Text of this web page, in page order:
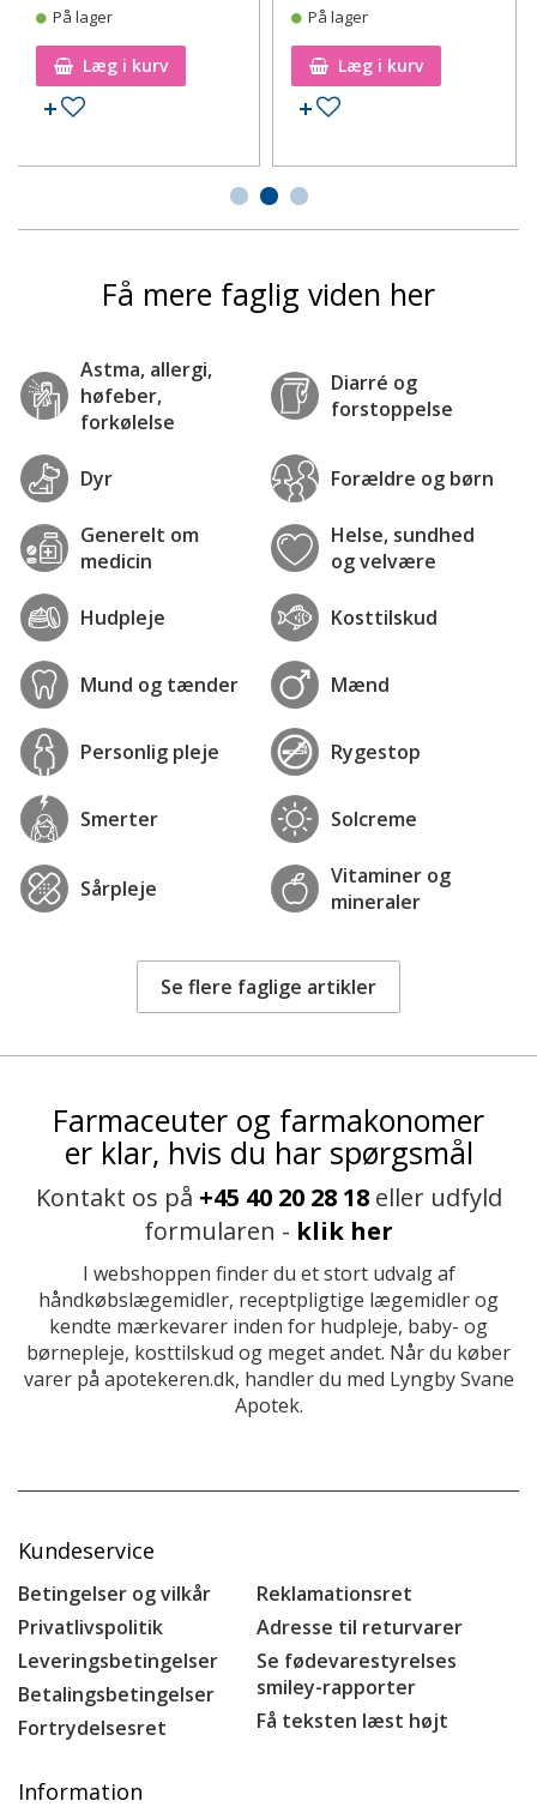
På lager
Læg i kurv
Tilføj til ønskeseddel
På lager
Læg i kurv
Tilføj til ønskeseddel
Få mere faglig viden her
Astma, allergi,
høfeber,
forkølelse
Diarré og
forstoppelse
Dyr Forældre og børn
Generelt om
medicin
Helse, sundhed
og velvære
Hudpleje Kosttilskud
Mund og tænder Mænd
Personlig pleje Rygestop
Smerter Solcreme
Sårpleje
Vitaminer og
mineraler
Se flere faglige artikler
Farmaceuter og farmakonomer
er klar, hvis du har spørgsmål
Kontakt os på +45 40 20 28 18eller udfyld
formularen - klik her
I webshoppen finder du et stort udvalg af
håndkøbslægemidler, receptpligtige lægemidler og
kendte mærkevarer inden for hudpleje, baby- og
børnepleje, kosttilskud og meget andet. Når du køber
varer på apotekeren.dk, handler du med Lyngby Svane
Apotek.
Kundeservice
Betingelser og vilkår
Privatlivspolitik
Leveringsbetingelser
Betalingsbetingelser
Fortrydelsesret
Reklamationsret
Adresse til returvarer
Se fødevarestyrelses
smiley-rapporter
Få teksten læst højt
Information